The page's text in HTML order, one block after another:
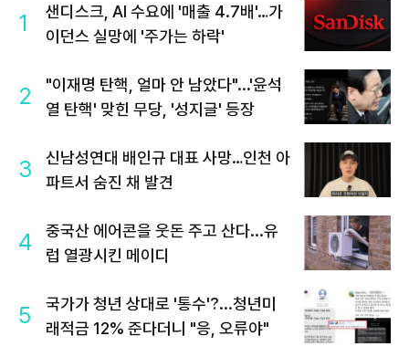
1
샌디스크, AI 수요에 '매출 4.7배'…가
이던스 실망에 '주가는 하락'
2
"이재명 탄핵, 얼마 안 남았다"...'윤석
열 탄핵' 맞힌 무당, '성지글' 등장
3
신남성연대 배인규 대표 사망…인천 아
파트서 숨진 채 발견
4
중국산 에어콘을 웃돈 주고 산다...유
럽 열광시킨 메이디
5
국가가 청년 상대로 '통수'?...청년미
래적금 12% 준다더니 "응, 오류야"